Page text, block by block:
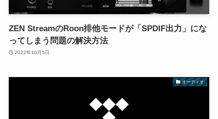
ZEN StreamのRoon排他モードが「SPDIF出力」にな
ってしまう問題の解決方法
2022年10月5日
オーディオ